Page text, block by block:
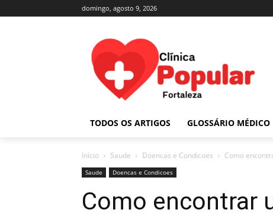
domingo, agosto 9, 2026
TODOS OS ARTIGOS GLOSSÁRIO MÉDICO
Início Saude Doencas e Condicoes Como
Saude Doencas e Condicoes
Como encontrar